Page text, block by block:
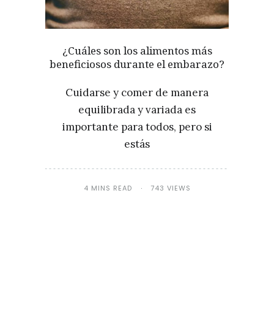
¿Cuáles son los alimentos más
beneficiosos durante el embarazo?
Cuidarse y comer de manera
equilibrada y variada es
importante para todos, pero si
estás
4 MINS READ 743 VIEWS